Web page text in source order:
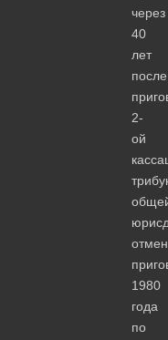
через
40
лет
после
2-
ой
1980
года
по